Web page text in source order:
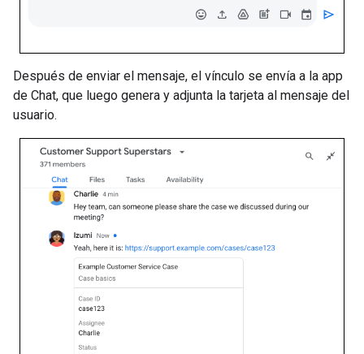
Después de enviar el mensaje, el vínculo se envía a la app
de Chat, que luego genera y adjunta la tarjeta al mensaje del
usuario.